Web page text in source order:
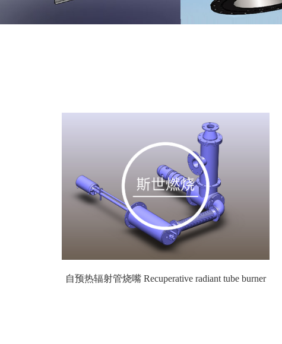
自预热辐射管烧嘴 Recuperative radiant tube burner